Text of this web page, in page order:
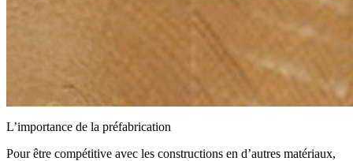
L’importance de la préfabrication
Pour être compétitive avec les constructions en d’autres matériaux,